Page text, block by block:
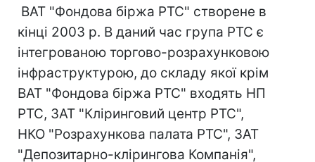
ВАТ "Фондова біржа РТС" створене в
кінці 2003 р. В даний час група РТС є
інтегрованою торгово-розрахунковою
інфраструктурою, до складу якої крім
ВАТ "Фондова біржа РТС" входять НП
РТС, ЗАТ "Кліринговий центр РТС",
НКО "Розрахункова палата РТС", ЗАТ
"Депозитарно-клірингова Компанія",